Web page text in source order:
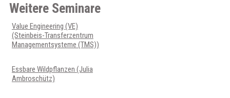
Weitere Seminare
Value Engineering (VE)
(Steinbeis-Transferzentrum
Managementsysteme (TMS))
Essbare Wildpflanzen (Julia
Ambroschütz)